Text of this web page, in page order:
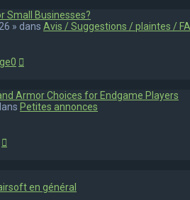
Small Businesses?
» dans Avis / Suggestions / plaintes /
Armor Choices for Endgame Players
Petites annonces
en général